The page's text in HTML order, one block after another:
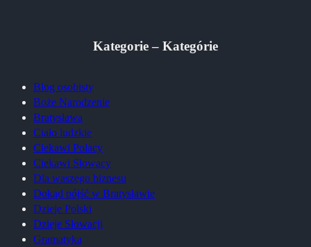
Kategorie – Kategórie
Blog osobisty
Boże Narodzenie
Bratysława
Ciało ludzkie
Ciekawi Polacy
Ciekawi Słowacy
Dla waszego biznesu
Dokąd pójść w Bratysławie
Dzieje Polski
Dzieje Słowacji
Gramatyka